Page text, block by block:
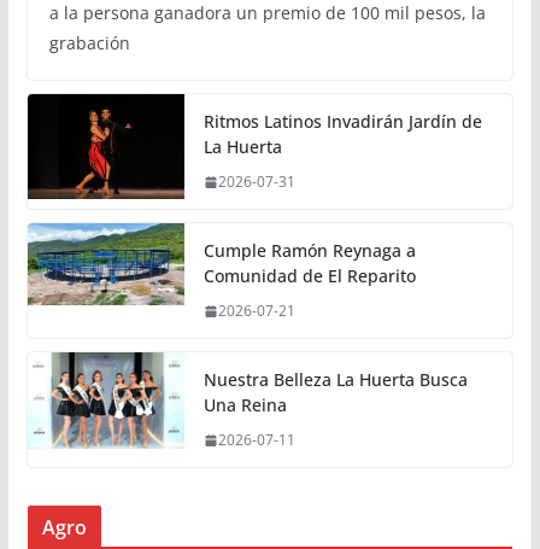
a la persona ganadora un premio de 100 mil pesos, la
grabación
Ritmos Latinos Invadirán Jardín de
La Huerta
2026-07-31
Cumple Ramón Reynaga a
Comunidad de El Reparito
2026-07-21
Nuestra Belleza La Huerta Busca
Una Reina
2026-07-11
Agro